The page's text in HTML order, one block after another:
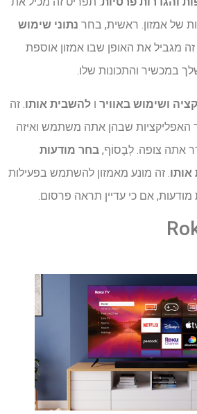
של אמזון. ראשית, בחר נתוני שימוש
זה מגביל את האופן שבו אמזון אוספת
במכשיר והתכונות שלו.
ושימוש באוויר ו להשבית אותו . זה
שבהן אתה משתמש ואיזה
אתה צופה. לְבָסוֹף, בחר מודעות
אותו . זה מונע מאמזון להשתמש בפעילות
אם כי עדיין תראה פרסום.